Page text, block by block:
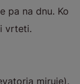
pa na dnu. Ko
vrteti.
miruje).